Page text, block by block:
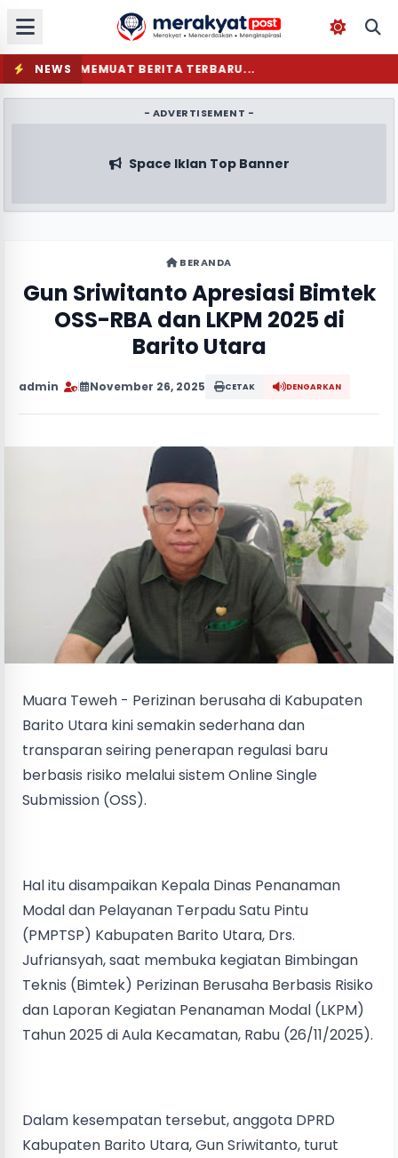
NEWS MEMUAT BERITA TERBARU...
- ADVERTISEMENT -
Space Iklan Top Banner
BERANDA
Gun Sriwitanto Apresiasi Bimtek
OSS-RBA dan LKPM 2025 di
Barito Utara
admin November 26, 2025 CETAK DENGARKAN
Muara Teweh - Perizinan berusaha di Kabupaten
Barito Utara kini semakin sederhana dan
transparan seiring penerapan regulasi baru
berbasis risiko melalui sistem Online Single
Submission (OSS).
Hal itu disampaikan Kepala Dinas Penanaman
Modal dan Pelayanan Terpadu Satu Pintu
(PMPTSP) Kabupaten Barito Utara, Drs.
Jufriansyah, saat membuka kegiatan Bimbingan
Teknis (Bimtek) Perizinan Berusaha Berbasis Risiko
dan Laporan Kegiatan Penanaman Modal (LKPM)
Tahun 2025 di Aula Kecamatan, Rabu (26/11/2025).
Dalam kesempatan tersebut, anggota DPRD
Kabupaten Barito Utara, Gun Sriwitanto, turut